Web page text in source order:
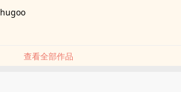
hugoo
查看全部作品